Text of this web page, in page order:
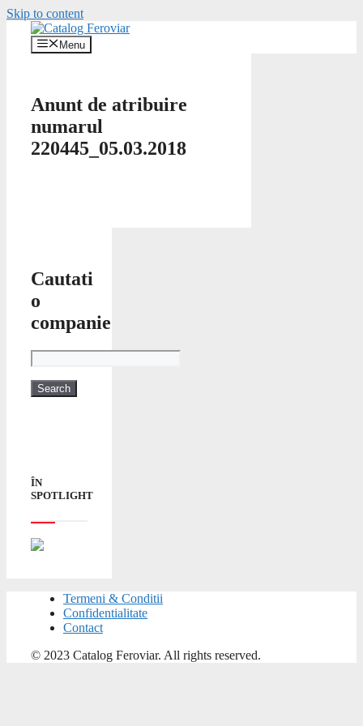
Skip to content
Menu
Anunt de atribuire
numarul
220445_05.03.2018
Cautati
o
companie
ÎN
SPOTLIGHT
Termeni & Conditii
Confidentialitate
Contact
© 2023 Catalog Feroviar. All rights reserved.